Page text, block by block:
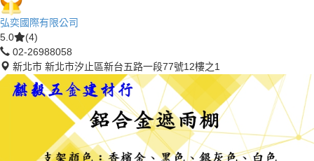
弘奕國際有限公司
5.0
(4)
02-26988058
新北市 新北市汐止區新台五路一段77號12樓之1